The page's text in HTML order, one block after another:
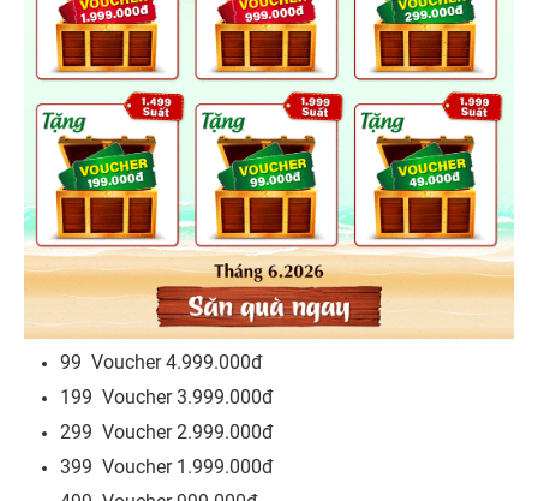
99 Voucher 4.999.000đ
199 Voucher 3.999.000đ
299 Voucher 2.999.000đ
399 Voucher 1.999.000đ